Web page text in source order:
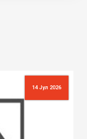
14 Јул 2026